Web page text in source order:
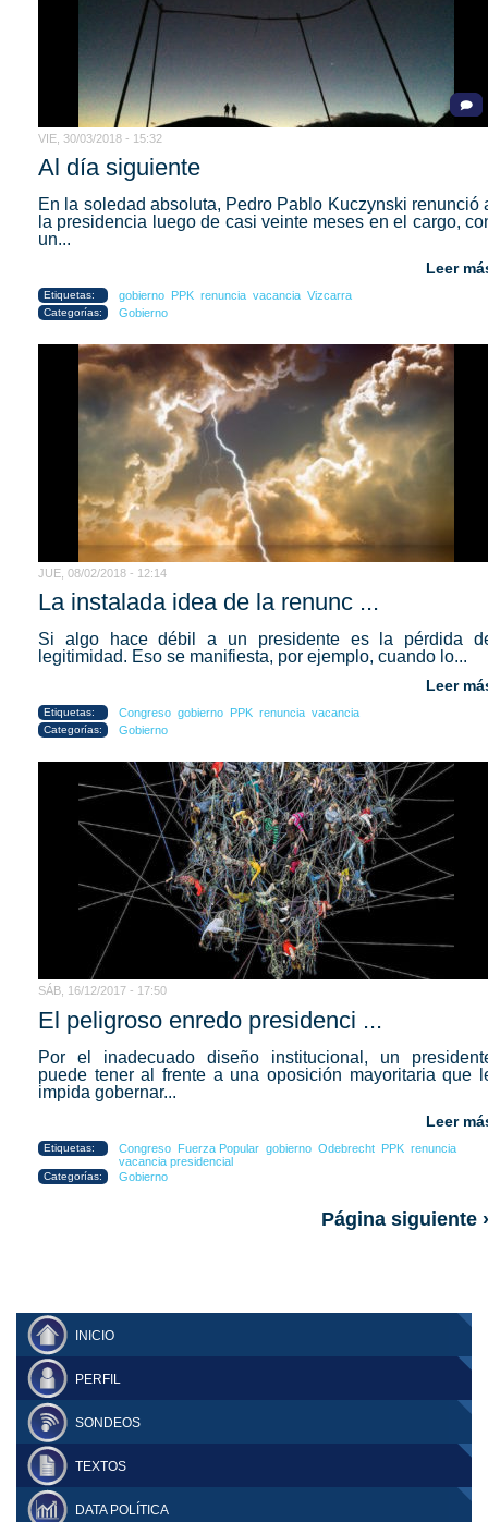
VIE, 30/03/2018 - 15:32
Al día siguiente
En la soledad absoluta, Pedro Pablo Kuczynski renunció
la presidencia luego de casi veinte meses en el cargo,
un...
Leer
Etiquetas: gobierno PPK renuncia vacancia Vizcarra
Categorías: Gobierno
JUE, 08/02/2018 - 12:14
La instalada idea de la renunc ...
Si algo hace débil a un presidente es la pérdida
legitimidad. Eso se manifiesta, por ejemplo, cuando lo...
Leer
Etiquetas: Congreso gobierno PPK renuncia vacancia
Categorías: Gobierno
SÁB, 16/12/2017 - 17:50
El peligroso enredo presidenci ...
Por el inadecuado diseño institucional, un
puede tener al frente a una oposición mayoritaria que
impida gobernar...
Leer
Etiquetas: Congreso Fuerza Popular gobierno Odebrecht PPK renuncia
vacancia presidencial
Categorías: Gobierno
Página siguiente
INICIO
PERFIL
SONDEOS
TEXTOS
DATA POLÍTICA